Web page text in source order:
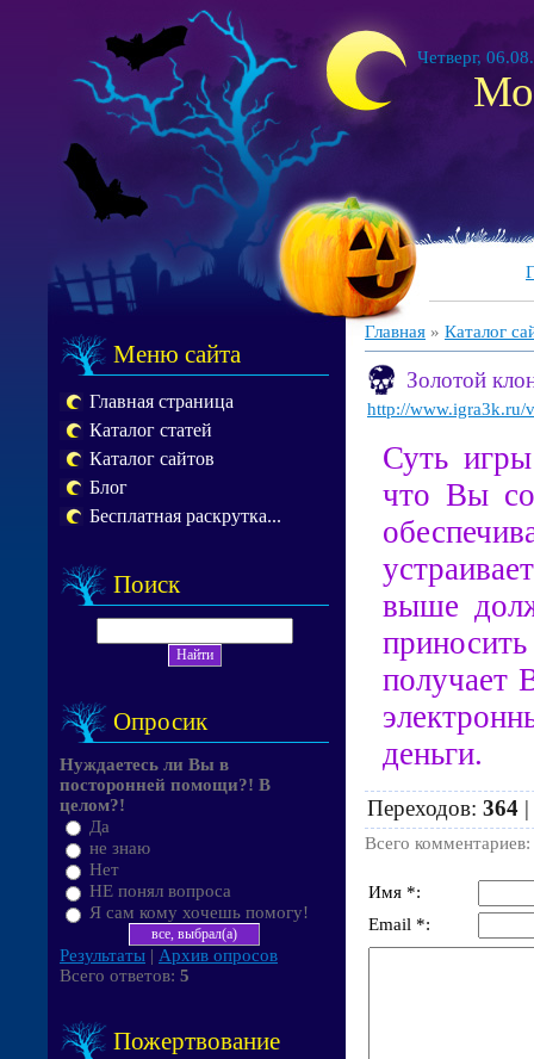
Четверг,
Меню сайта
Главная страница
Каталог статей
Каталог сайтов
Блог
Бесплатная раскрутка...
Поиск
Опросик
Нуждаетесь ли Вы в
посторонней помощи?! В
целом?!
Да
не знаю
Нет
НЕ понял вопроса
Я сам кому хочешь помогу!
Результаты | Архив опросов
Всего ответов: 5
Пожертвование
Главная » Каталог
Золотой
http://www.igra3k.ru/
Суть
что Вы
выше
получает
деньги.
Переходов: 364 |
Всего комментариев:
Имя *:
Email *: